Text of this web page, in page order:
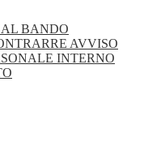
BANDO
AVVISO
INTERNO